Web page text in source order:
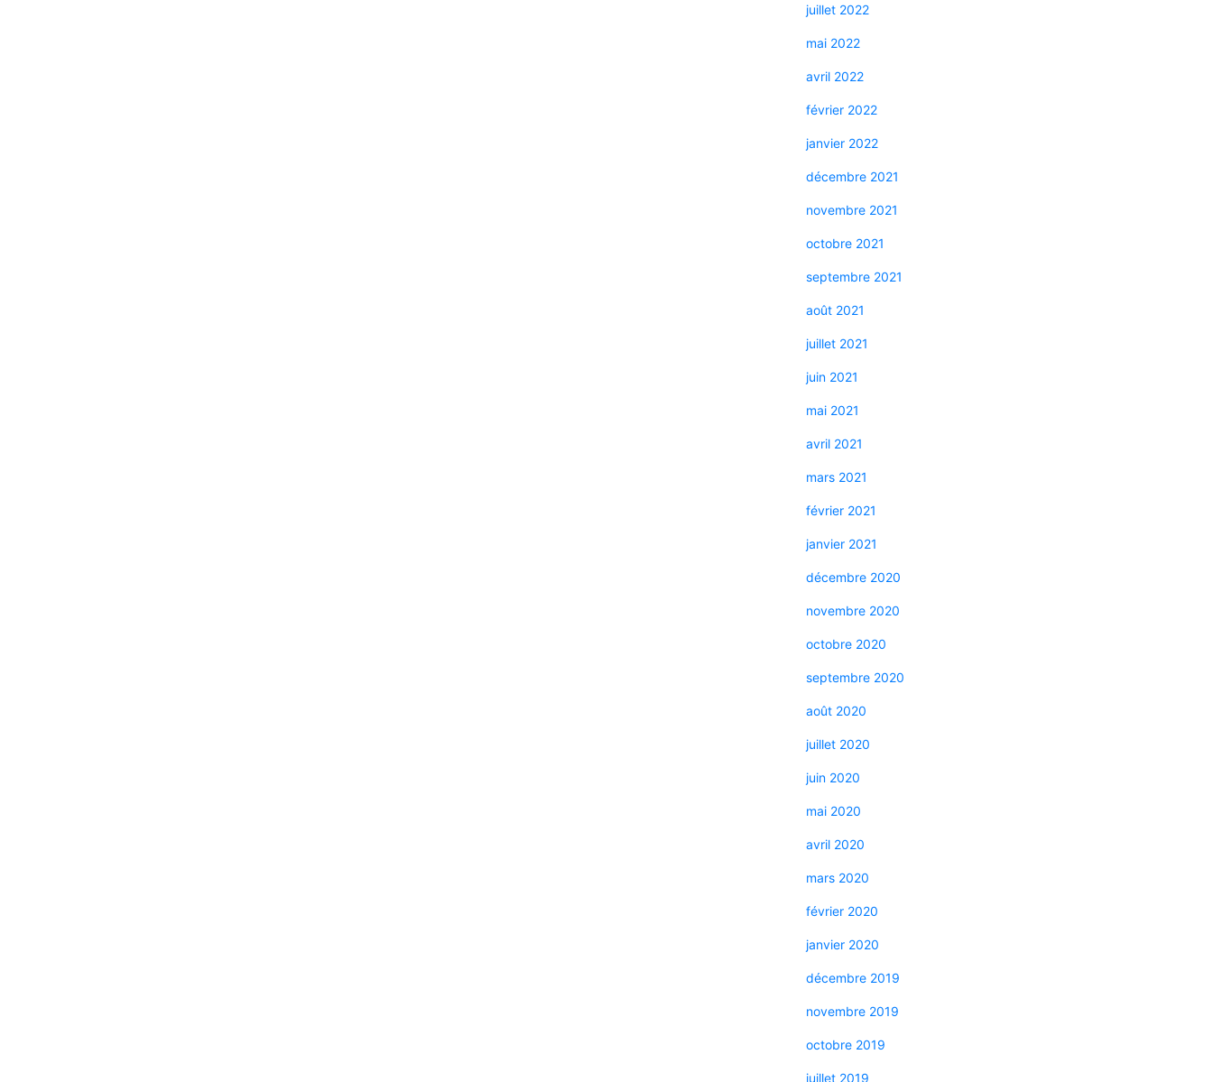
juillet 2022
mai 2022
avril 2022
février 2022
janvier 2022
décembre 2021
novembre 2021
octobre 2021
septembre 2021
août 2021
juillet 2021
juin 2021
mai 2021
avril 2021
mars 2021
février 2021
janvier 2021
décembre 2020
novembre 2020
octobre 2020
septembre 2020
août 2020
juillet 2020
juin 2020
mai 2020
avril 2020
mars 2020
février 2020
janvier 2020
décembre 2019
novembre 2019
octobre 2019
juillet 2019